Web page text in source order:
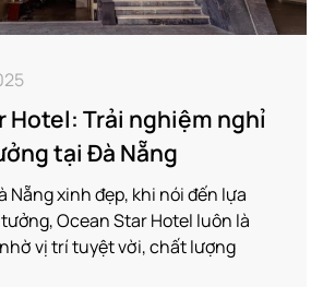
Hotel: Trải nghiệm nghỉ
tại Đà Nẵng
Nẵng xinh đẹp, khi nói đến lựa
Ocean Star Hotel luôn là
vị trí tuyệt vời, chất lượng